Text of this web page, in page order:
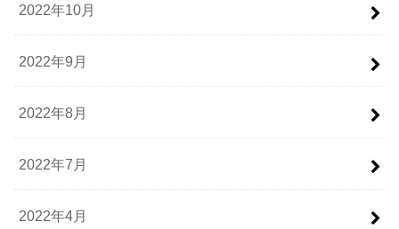
2022年10月
2022年9月
2022年8月
2022年7月
2022年4月